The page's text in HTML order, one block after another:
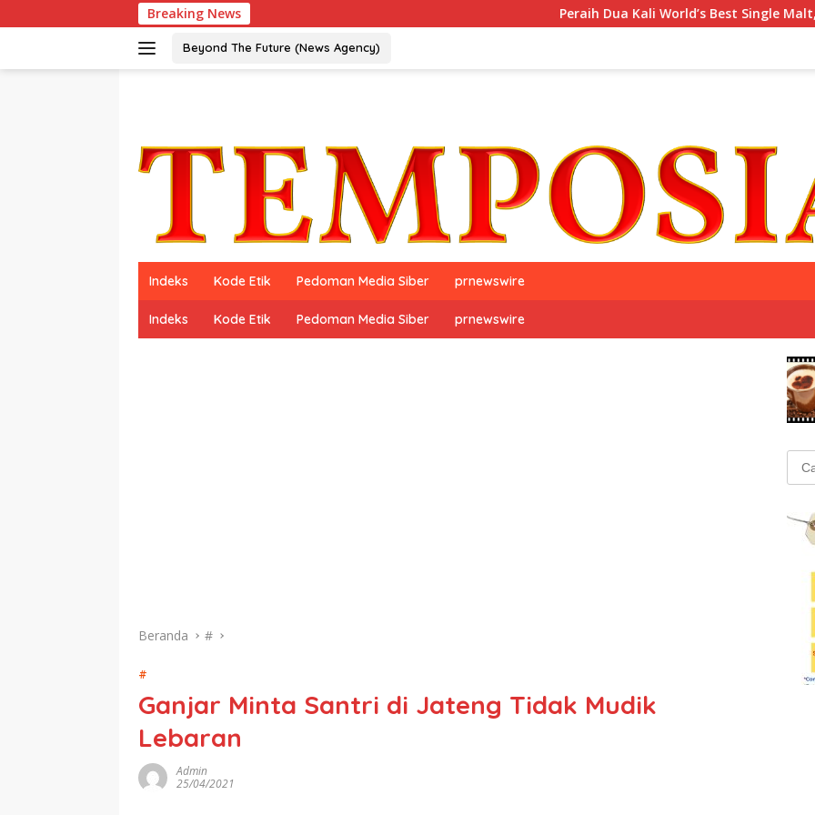
ke
Breaking News Peraih Dua Kali World’s Best Single Malt, The
Beyond The Future (News Agency)
Indeks Kode Etik Pedoman Media Siber prnewswire
Indeks Kode Etik Pedoman Media Siber prnewswire
Beranda #
#
Ganjar Minta Santri di Jateng Tidak Mudik
Lebaran
Admin
25/04/2021